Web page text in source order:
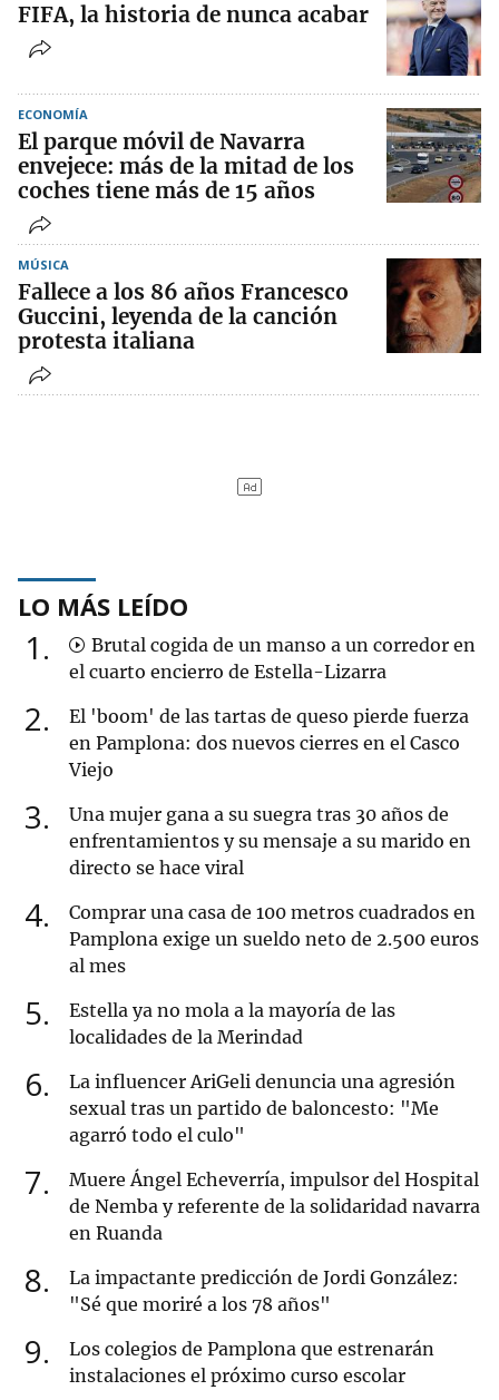
FIFA, la historia de nunca acabar
ECONOMÍA
El parque móvil de Navarra
envejece: más de la mitad de los
coches tiene más de 15 años
MÚSICA
Fallece a los 86 años Francesco
Guccini, leyenda de la canción
protesta italiana
LO MÁS LEÍDO
1
Brutal cogida de un manso a un corredor en
el cuarto encierro de Estella-Lizarra
2
El 'boom' de las tartas de queso pierde fuerza
en Pamplona: dos nuevos cierres en el Casco
Viejo
3
Una mujer gana a su suegra tras 30 años de
enfrentamientos y su mensaje a su marido en
directo se hace viral
4
Comprar una casa de 100 metros cuadrados en
Pamplona exige un sueldo neto de 2.500 euros
al mes
5
Estella ya no mola a la mayoría de las
localidades de la Merindad
6
La influencer AriGeli denuncia una agresión
sexual tras un partido de baloncesto: "Me
agarró todo el culo"
7
Muere Ángel Echeverría, impulsor del Hospital
de Nemba y referente de la solidaridad navarra
en Ruanda
8
La impactante predicción de Jordi González:
"Sé que moriré a los 78 años"
9
Los colegios de Pamplona que estrenarán
instalaciones el próximo curso escolar